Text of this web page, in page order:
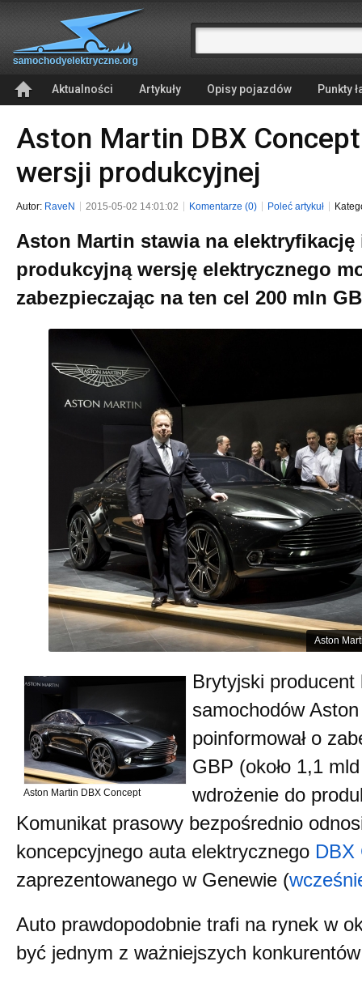
Aktualności Artykuły Opisy pojazdów Punkty
Aston Martin DBX
wersji produkcyjnej
Autor: RaveN 2015-05-02 14:01:02 Komentarze (0) Poleć artykuł
Aston Martin stawia na elektryfikację
produkcyjną wersję elektrycznego
zabezpieczając na ten cel 200 mln
Aston
Aston Martin DBX Concept
Brytyjski producent
samochodów
poinformował o
GBP (około 1,1
wdrożenie do
Komunikat prasowy bezpośrednio
koncepcyjnego auta elektrycznego DBX
zaprezentowanego w Genewie (
Auto prawdopodobnie trafi na rynek w
być jednym z ważniejszych